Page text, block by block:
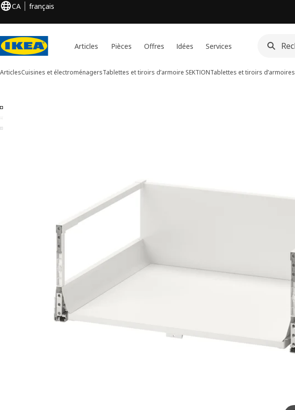
CA français
Articles Pièces Offres Idées Services
ArticlesCuisines et électroménagersTablettes et tiroirs d’armoire SEKTIONTablettes et tiroirs d’armoires
Images de 3 MAXIMERA
les images
Image zoomed out, normal view